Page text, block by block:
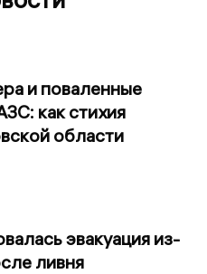
и поваленные
как стихия
области
эвакуация из-
ливня